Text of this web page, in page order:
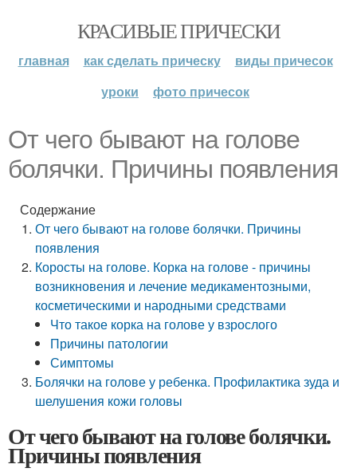
КРАСИВЫЕ ПРИЧЕСКИ
главная как сделать прическу
виды причесок
уроки
фото причесок
От чего бывают на голове
болячки. Причины появления
Содержание
От чего бывают на голове болячки. Причины
появления
Коросты на голове. Корка на голове - причины
возникновения и лечение медикаментозными,
косметическими и народными средствами
Что такое корка на голове у взрослого
Причины патологии
Симптомы
Болячки на голове у ребенка. Профилактика зуда и
шелушения кожи головы
От чего бывают на голове болячки.
Причины появления